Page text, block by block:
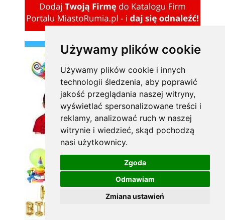
Używamy plików cookie
Używamy plików cookie i innych
technologii śledzenia, aby poprawić
jakość przeglądania naszej witryny,
wyświetlać spersonalizowane treści i
reklamy, analizować ruch w naszej
witrynie i wiedzieć, skąd pochodzą
nasi użytkownicy.
Zgoda
Odmawiam
Zmiana ustawień